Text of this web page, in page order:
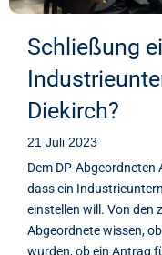
Schließung
Diekirch?
21 Juli 2023
Dem DP-Abgeordneten
dass ein
einstellen will. Von den
Abgeordnete wissen,
wurden, ob ein Antrag